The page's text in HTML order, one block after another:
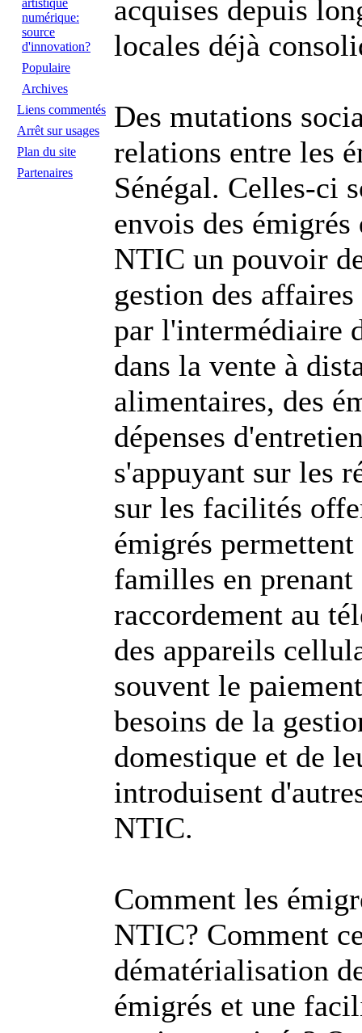
artistique
numérique:
source
d'innovation?
Populaire
Archives
Liens commentés
Arrêt sur usages
Plan du site
Partenaires
acquises depuis
locales déjà
Des mutations
relations entre les
Sénégal. Celles-ci
envois des
NTIC un pouvoir
gestion des
par l'intermédiaire
dans la vente à
alimentaires, des
dépenses
s'appuyant sur les
sur les facilités
émigrés
familles en prenant
raccordement au
des appareils
souvent le
besoins de la
domestique et de
introduisent
NTIC.
Comment les
NTIC? Comment
dématérialisation
émigrés et une